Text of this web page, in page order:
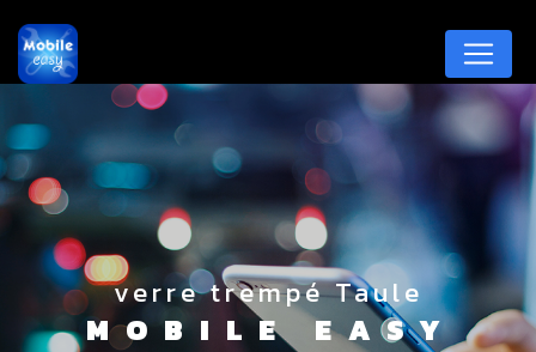
verre trempé Taule
MOBILE EASY